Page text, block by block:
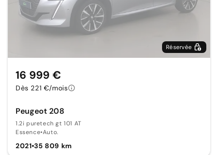
Réservée
Peugeot 208
1.2i puretech gt 101 AT
Essence•Auto.
2021•35 809 km
16 999 €
Dès 221 €/mois